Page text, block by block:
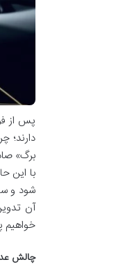
پس از
دارند؛
برگ»
با این
شود و
آن
خواهیم
چالش